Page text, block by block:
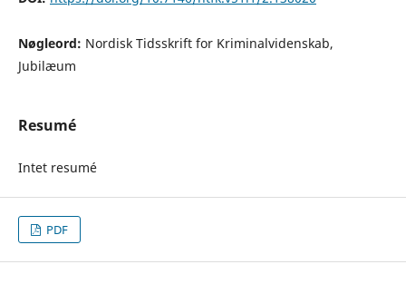
Nøgleord: Nordisk Tidsskrift for Kriminalvidenskab,
Jubilæum
Resumé
Intet resumé
PDF